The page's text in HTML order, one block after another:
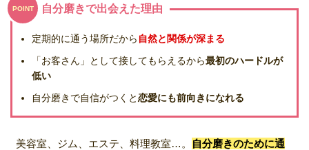
POINT 自分磨きで出会えた理由
定期的に通う場所だから 自然と関係が深まる
「お客さん」として接してもらえるから最初のハードルが
低い
自分磨きで自信がつくと恋愛にも前向きになれる
美容室、ジム、エステ、料理教室…。
自分磨きのために通